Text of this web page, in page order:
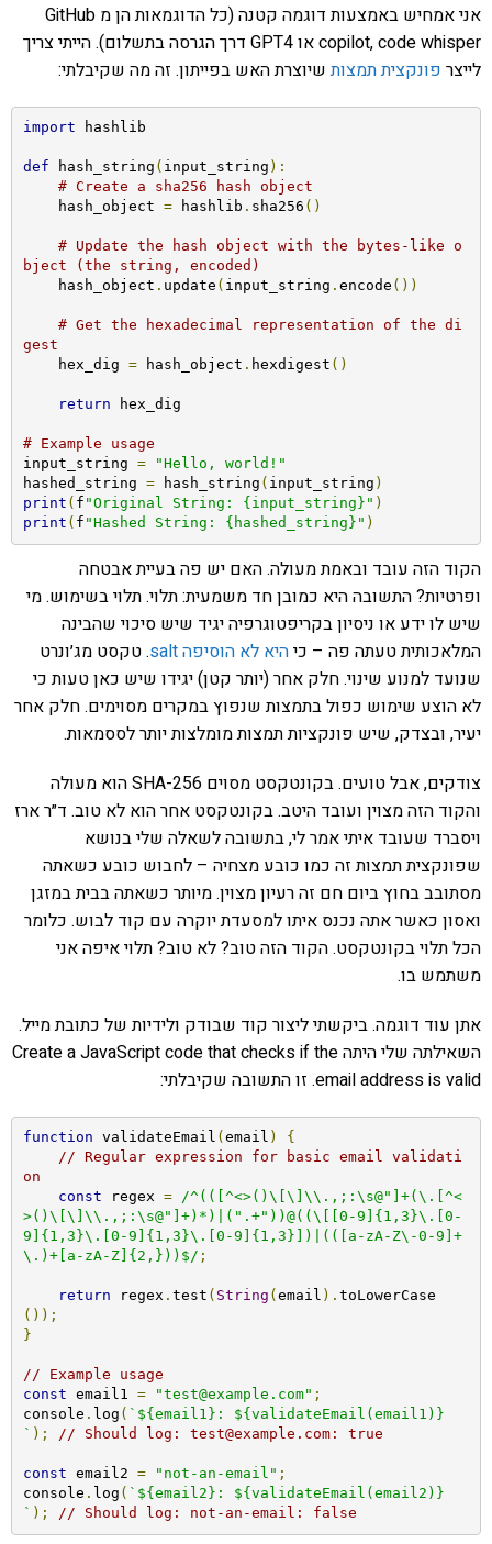
אני אמחיש באמצעות דוגמה קטנה (כל הדוגמאות הן מ GitHub
copilot, code whisper או GPT4 דרך הגרסה בתשלום). הייתי צריך
לייצר פונקצית תמצותשיוצרת האש בפייתון. זה מה שקיבלתי:
import hashlib
def hash_string ( input_string ):
# Create a sha256 hash object
    hash_object
= hashlib . sha256 ()
# Update the hash object with the bytes-like o
bject (the string, encoded)
    hash_object
. update ( input_string . encode ())
# Get the hexadecimal representation of the di
gest
    hex_dig
= hash_object . hexdigest ()
return hex_dig
# Example usage
input_string =
"Hello, world!"
hashed_string = hash_string ( input_string )
print ( f "Original String: {input_string}" )
print ( f "Hashed String: {hashed_string}" )
הקוד הזה עובד ובאמת מעולה. האם יש פה בעיית אבטחה
ופרטיות? התשובה היא כמובן חד משמעית: תלוי. תלוי בשימוש. מי
שיש לו ידע או ניסיון בקריפטוגרפיה יגיד שיש סיכוי שהבינה
המלאכותית טעתה פה – כיהיא לא הוסיפה salt
. טקסט מג׳ונרט
שנועד למנוע שינוי. חלק אחר (יותר קטן) יגידו שיש כאן טעות כי
לא הוצע שימוש כפול בתמצות שנפוץ במקרים מסוימים. חלק אחר
יעיר, ובצדק, שיש פונקציות תמצות מומלצות יותר לססמאות.
צודקים, אבל טועים. בקונטקסט מסוים SHA-256 הוא מעולה
והקוד הזה מצוין ועובד היטב. בקונטקסט אחר הוא לא טוב. ד״ר ארז
ויסברד שעובד איתי אמר לי, בתשובה לשאלה שלי בנושא
שפונקצית תמצות זה כמו כובע מצחיה – לחבוש כובע כשאתה
מסתובב בחוץ ביום חם זה רעיון מצוין. מיותר כשאתה בבית במזגן
ואסון כאשר אתה נכנס איתו למסעדת יוקרה עם קוד לבוש. כלומר
הכל תלוי בקונטקסט. הקוד הזה טוב? לא טוב? תלוי איפה אני
משתמש בו.
אתן עוד דוגמה. ביקשתי ליצור קוד שבודק ולידיות של כתובת מייל.
השאילתה שלי היתה Create a JavaScript code that checks if the
email address is valid. זו התשובה שקיבלתי:
function validateEmail ( email )
{
// Regular expression for basic email validati
on
const regex =
/^(([^<>()\[\]\\.,;:\s@"]+(\.[^<
>()\[\]\\.,;:\s@"]+)*)|(".+"))@((\[[0-9]{1,3}\.[0-
9]{1,3}\.[0-9]{1,3}\.[0-9]{1,3}])|(([a-zA-Z\-0-9]+
\.)+[a-zA-Z]{2,}))$/ ;
return regex . test ( String ( email ). toLowerCase
());
}
// Example usage
const email1 = "test@example.com" ;
console . log ( `${email1}: ${validateEmail(email1)}
` ); // Should log: test@example.com: true
const email2 = "not-an-email" ;
console . log ( `${email2}: ${validateEmail(email2)}
` ); // Should log: not-an-email: false